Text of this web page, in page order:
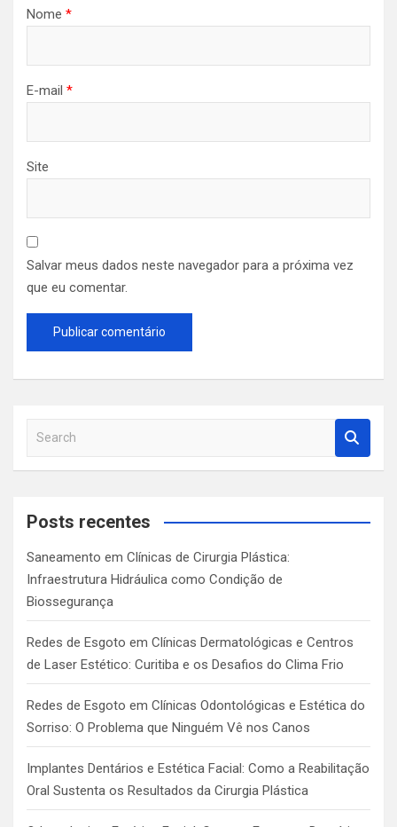
Nome *
E-mail *
Site
Salvar meus dados neste navegador para a próxima vez
que eu comentar.
a
c
Posts recentes
Saneamento em Clínicas de Cirurgia Plástica:
Infraestrutura Hidráulica como Condição de
Biossegurança
Redes de Esgoto em Clínicas Dermatológicas e Centros
de Laser Estético: Curitiba e os Desafios do Clima Frio
Redes de Esgoto em Clínicas Odontológicas e Estética do
Sorriso: O Problema que Ninguém Vê nos Canos
Implantes Dentários e Estética Facial: Como a Reabilitação
Oral Sustenta os Resultados da Cirurgia Plástica